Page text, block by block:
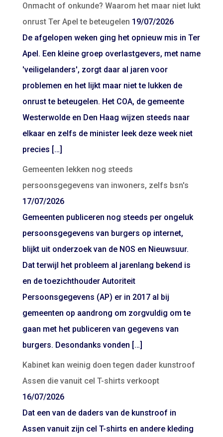
Onmacht of onkunde? Waarom het maar niet lukt
onrust Ter Apel te beteugelen 19/07/2026
De afgelopen weken ging het opnieuw mis in Ter
Apel. Een kleine groep overlastgevers, met name
'veiligelanders', zorgt daar al jaren voor
problemen en het lijkt maar niet te lukken de
onrust te beteugelen. Het COA, de gemeente
Westerwolde en Den Haag wijzen steeds naar
elkaar en zelfs de minister leek deze week niet
precies […]
Gemeenten lekken nog steeds
persoonsgegevens van inwoners, zelfs bsn's
17/07/2026
Gemeenten publiceren nog steeds per ongeluk
persoonsgegevens van burgers op internet,
blijkt uit onderzoek van de NOS en Nieuwsuur.
Dat terwijl het probleem al jarenlang bekend is
en de toezichthouder Autoriteit
Persoonsgegevens (AP) er in 2017 al bij
gemeenten op aandrong om zorgvuldig om te
gaan met het publiceren van gegevens van
burgers. Desondanks vonden […]
Kabinet kan weinig doen tegen dader kunstroof
Assen die vanuit cel T-shirts verkoopt
16/07/2026
Dat een van de daders van de kunstroof in
Assen vanuit zijn cel T-shirts en andere kleding